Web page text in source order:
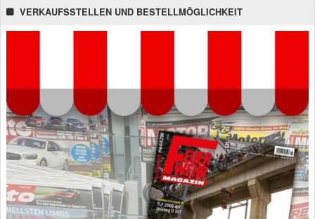
VERKAUFSSTELLEN UND BESTELLMÖGLICHKEIT